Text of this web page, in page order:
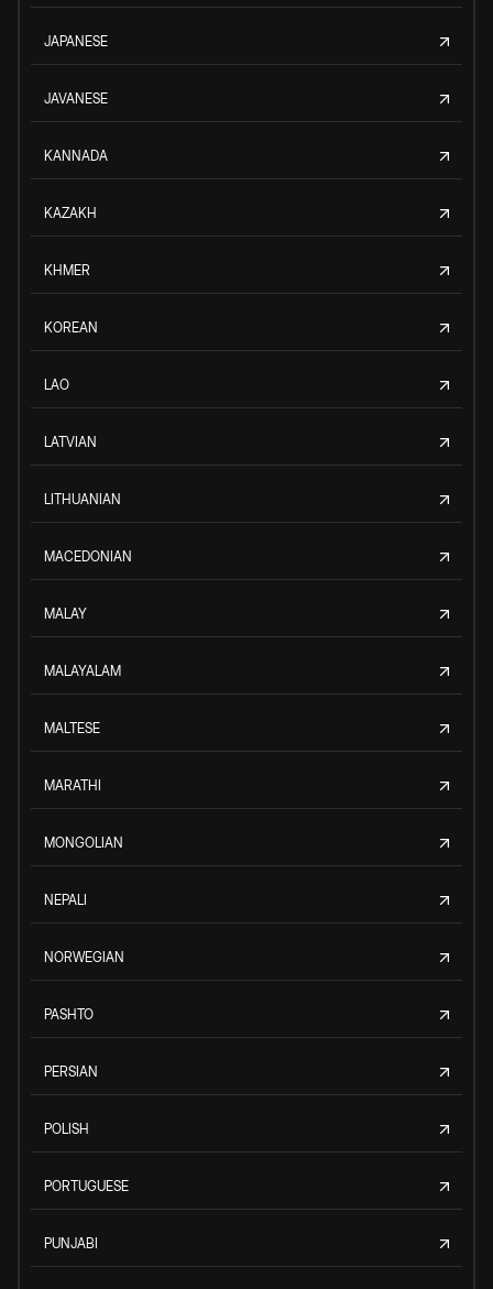
JAPANESE
JAVANESE
KANNADA
KAZAKH
KHMER
KOREAN
LAO
LATVIAN
LITHUANIAN
MACEDONIAN
MALAY
MALAYALAM
MALTESE
MARATHI
MONGOLIAN
NEPALI
NORWEGIAN
PASHTO
PERSIAN
POLISH
PORTUGUESE
PUNJABI